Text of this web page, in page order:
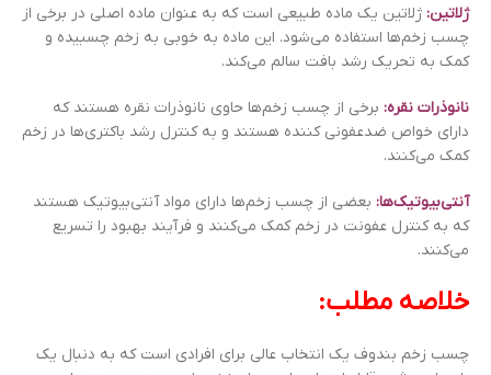
ژلاتین: ژلاتین یک ماده طبیعی است که به عنوان ماده اصلی در برخی از
چسب زخم‌ها استفاده می‌شود. این ماده به خوبی به زخم چسبیده و
کمک به تحریک رشد بافت سالم می‌کند.
نانوذرات نقره: برخی از چسب زخم‌ها حاوی نانوذرات نقره هستند که
دارای خواص ضدعفونی کننده هستند و به کنترل رشد باکتری‌ها در زخم
کمک می‌کنند.
آنتی‌بیوتیک‌ها: بعضی از چسب زخم‌ها دارای مواد آنتی‌بیوتیک هستند
که به کنترل عفونت در زخم کمک می‌کنند و فرآیند بهبود را تسریع
می‌کنند.
خلاصه مطلب:
چسب زخم بندوف یک انتخاب عالی برای افرادی است که به دنبال یک